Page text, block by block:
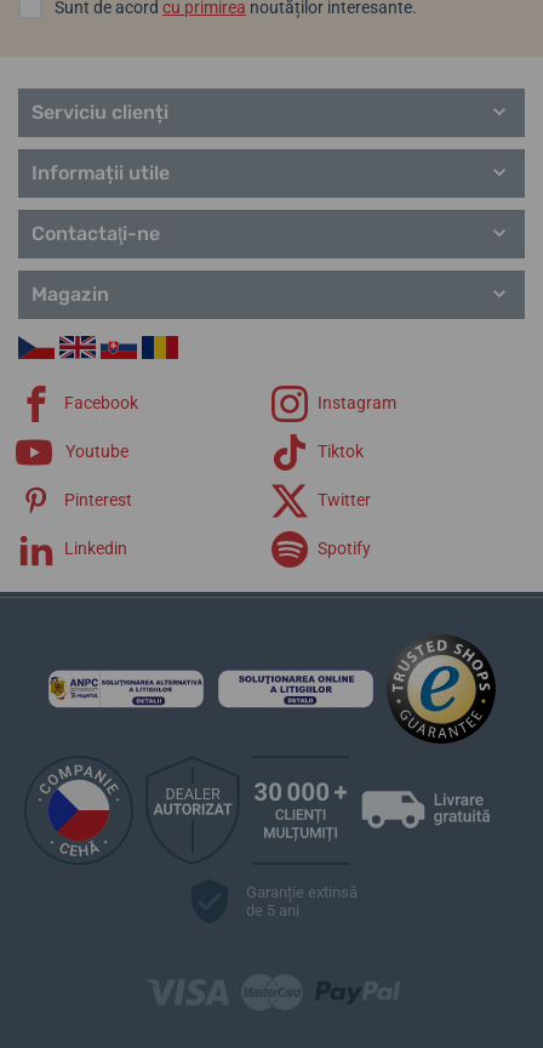
Sunt de acord cu primirea noutăților interesante.
Serviciu clienți
Informații utile
Contactaţi-ne
Magazin
Facebook Instagram
Youtube Tiktok
Pinterest Twitter
Linkedin Spotify
Garanție extinsă
de 5 ani